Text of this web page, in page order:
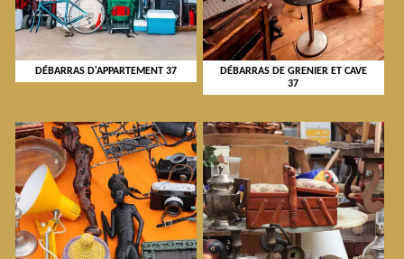
DÉBARRAS D'APPARTEMENT 37
DÉBARRAS DE GRENIER ET CAVE
37